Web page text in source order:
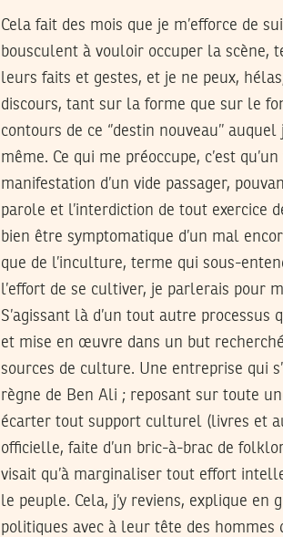
Cela fait des mois que je m’efforce de
bousculent à vouloir occuper la scène,
leurs faits et gestes, et je ne peux,
discours, tant sur la forme que sur le
contours de ce ‘’destin nouveau’’
même. Ce qui me préoccupe, c’est
manifestation d’un vide passager,
parole et l’interdiction de tout exercice
bien être symptomatique d’un mal
que de l’inculture, terme qui sous-
l’effort de se cultiver, je parlerais pour
S’agissant là d’un tout autre
et mise en œuvre dans un but
sources de culture. Une entreprise qui
règne de Ben Ali ; reposant sur toute
écarter tout support culturel (livres et
officielle, faite d’un bric-à-brac de
visait qu’à marginaliser tout effort
le peuple. Cela, j’y reviens, explique en
politiques avec à leur tête des hommes